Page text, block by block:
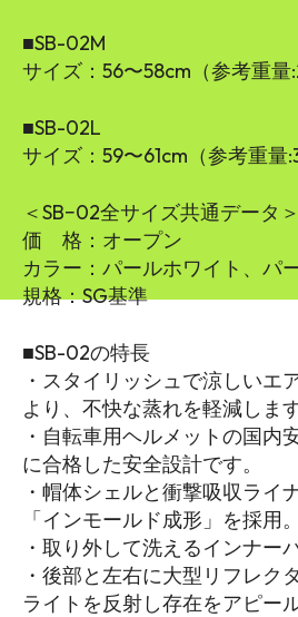
■SB-02M
サイズ：56〜58cm（参考重量
■SB-02L
サイズ：59〜61cm（参考重量
＜SB−02全サイズ共通データ＞
価 格：オープン
カラー：パールホワイト、パ
規格：SG基準
■SB-02の特長
・スタイリッシュで涼しいエ
より、不快な蒸れを軽減します
・自転車用ヘルメットの国内
に合格した安全設計です。
・帽体シェルと衝撃吸収ライ
「インモールド成形」を採用。
・取り外して洗えるインナー
・後部と左右に大型リフレク
ライトを反射し存在をアピー